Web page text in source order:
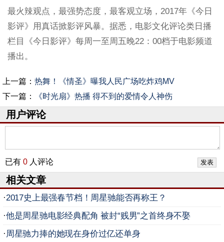
最火辣观点，最强势态度，最客观立场，2017年《今日
影评》用真话掀影评风暴。据悉，电影文化评论类日播
栏目《今日影评》每周一至周五晚22：00档于电影频道
播出。
上一篇： 热舞！《情圣》曝我人民广场吃炸鸡MV
下一篇：
《时光扇》热播 得不到的爱情令人神伤
用户评论
已有 0 人评论
相关文章
·2017史上最强春节档！周星驰能否再称王？
·他是周星驰电影经典配角 被封“贱男”之首终身不娶
· 周星驰力捧的她现在身价过亿还单身